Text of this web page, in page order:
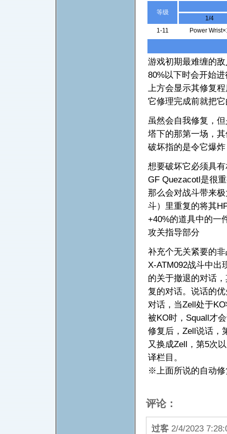
等级
1/4
1-11
Power
游戏初期最难缠的
80%以下时会开始
上方会显示其修复
它修理完成前就把
虽然会自我修复，
塔下的那第一场，
破坏指的是令它爆
想要破坏它必须具
GF Quezacotl是很
那么会对战斗带来
斗）里重复的将其
+40%的道具中的一
攻关指导部分
补充个无关紧要的
X-ATM092战斗中出
的关于撤退的对话
复的对话。说话的
对话，当Zell处于
被KO时，Squall才
修复后，Zell说话，
又换成Zell，第5次
译栏目。
※上面所说的自动修
评论：
过客 2/4/2023